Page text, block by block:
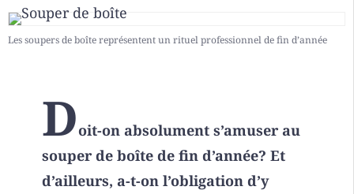
Les soupers de boîte représentent un rituel professionnel de fin d’année
Doit-on absolument s’amuser au
souper de boîte de fin d’année? Et
d’ailleurs, a-t-on l’obligation d’y